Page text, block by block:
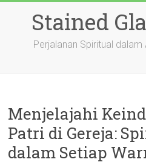
Stained
Perjalanan Spiritual
Menjelajahi
Patri di Gereja:
dalam Setiap